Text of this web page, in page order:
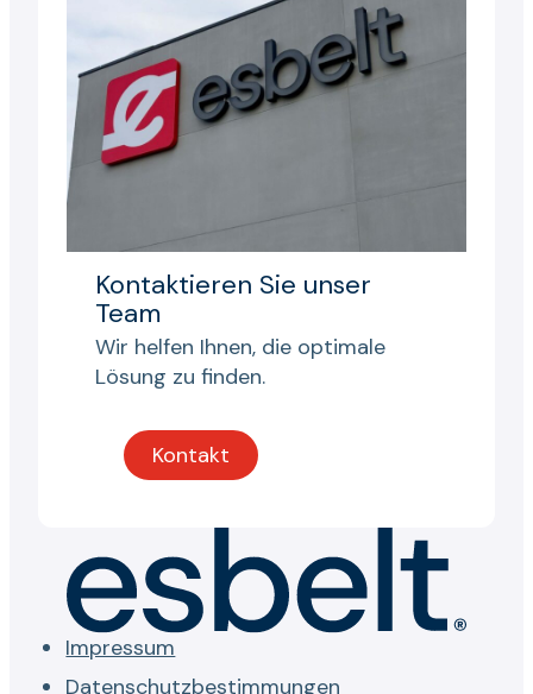
Kontaktieren Sie unser
Team
Wir helfen Ihnen, die optimale
Lösung zu finden.
Kontakt
Impressum
Datenschutzbestimmungen